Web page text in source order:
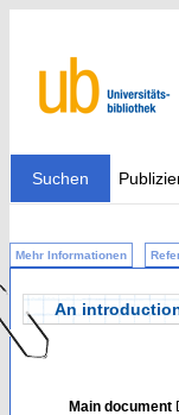
Suchen
Mehr Informationen
An
Main document